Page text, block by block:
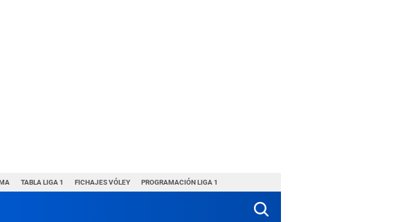
TABLA LIGA 1 FICHAJES VÓLEY PROGRAMACIÓN LIGA 1